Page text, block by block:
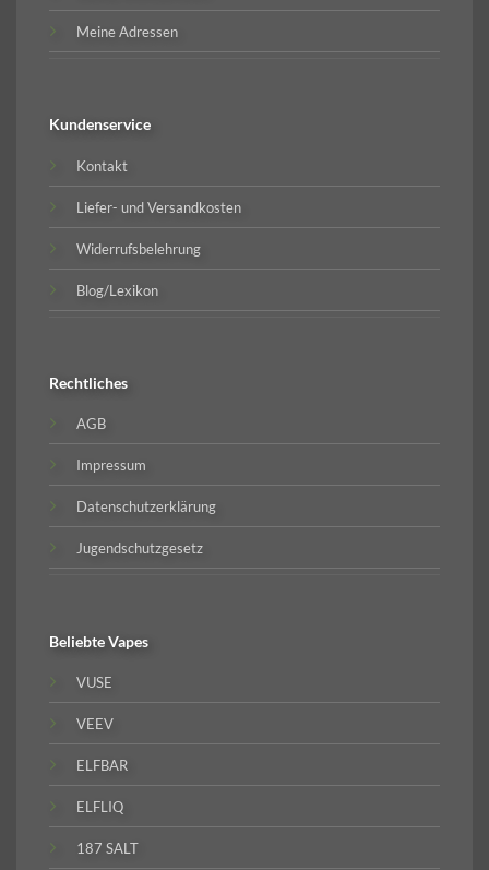
Meine Adressen
Kundenservice
Kontakt
Liefer- und Versandkosten
Widerrufsbelehrung
Blog/Lexikon
Rechtliches
AGB
Impressum
Datenschutzerklärung
Jugendschutzgesetz
BeliebteVapes
VUSE
VEEV
ELFBAR
ELFLIQ
187 SALT